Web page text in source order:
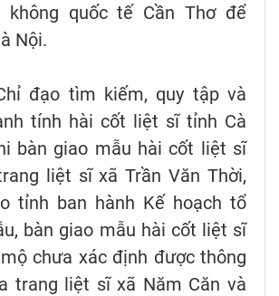
không quốc tế Cần Thơ để
Nội.
đạo tìm kiếm, quy tập và
tính hài cốt liệt sĩ tỉnh Cà
bàn giao mẫu hài cốt liệt sĩ
liệt sĩ xã Trần Văn Thời,
tỉnh ban hành Kế hoạch tổ
bàn giao mẫu hài cốt liệt sĩ
chưa xác định được thông
trang liệt sĩ xã Năm Căn và